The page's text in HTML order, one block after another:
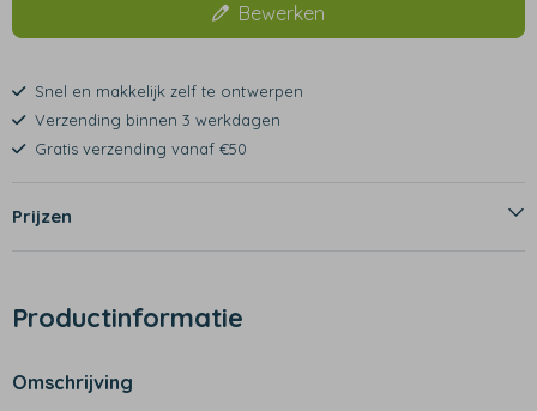
Bewerken
Snel en makkelijk zelf te ontwerpen
Verzending binnen 3 werkdagen
Gratis verzending vanaf €50
Prijzen
Productinformatie
Omschrijving